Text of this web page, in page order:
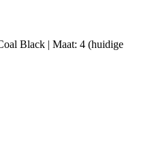
Black | Maat: 4 (huidige